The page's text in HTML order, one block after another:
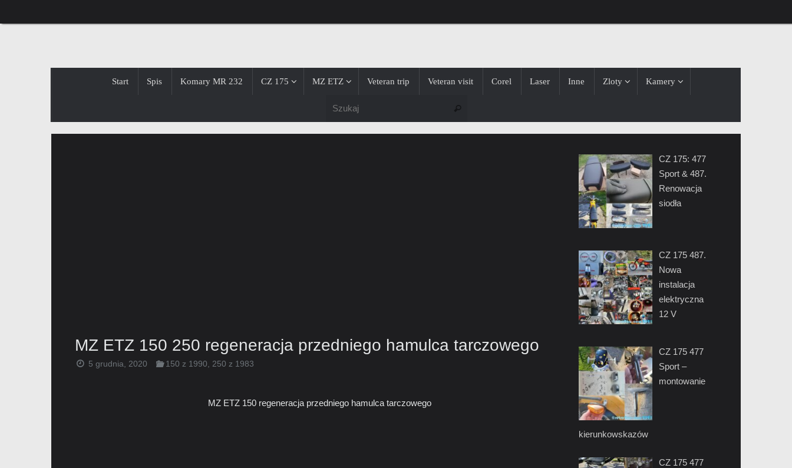
do
Start Spis Komary MR 232 CZ 175 MZ ETZ Veteran trip Veteran visit Corel Laser Inne Zloty Kamery
MZ ETZ 150 250 regeneracja przedniego hamulca tarczowego
5 grudnia, 2020 150 z 1990,250 z 1983
MZ ETZ 150 regeneracja przedniego hamulca tarczowego
CZ 175: 477
Sport & 487.
Renowacja
siodła
CZ 175 487.
Nowa
instalacja
elektryczna
12 V
CZ 175 477
Sport –
montowanie
kierunkowskazów
CZ 175 477